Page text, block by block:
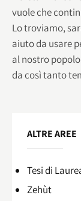
vuole che
Lo troviamo,
aiuto da usare
al nostro
da così tanto
ALTRE AREE
Tesi di
Zehùt